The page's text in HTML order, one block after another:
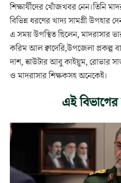
শিক্ষার্থীদের খোঁজখবর নেন।তিনি
বিভিন্ন ধরণের খাদ্য সামগ্রী উপহার
এ সময় উপস্থিত ছিলেন, মাদরাসার
করিম আল ক্বাদেরি,উপজেলা প্রকল্প
দাশ, স্কাউটার আবু কাইয়ুম, রোভার
ও মাদরাসার শিক্ষকসহ অনেকেই।
এই